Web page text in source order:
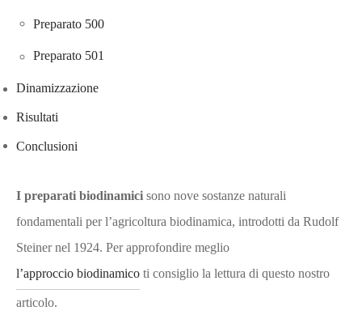
Preparato 500
Preparato 501
Dinamizzazione
Risultati
Conclusioni
I preparati biodinamici sono nove sostanze naturali
fondamentali per l’agricoltura biodinamica, introdotti da Rudolf
Steiner nel 1924. Per approfondire meglio
l’approccio biodinamico ti consiglio la lettura di questo nostro
articolo.